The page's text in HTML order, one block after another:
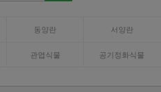
동양란 서양란
관엽식물 공기정화식물